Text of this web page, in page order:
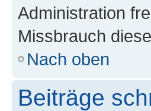
Administration
Missbrauch
Nach oben
Beiträge